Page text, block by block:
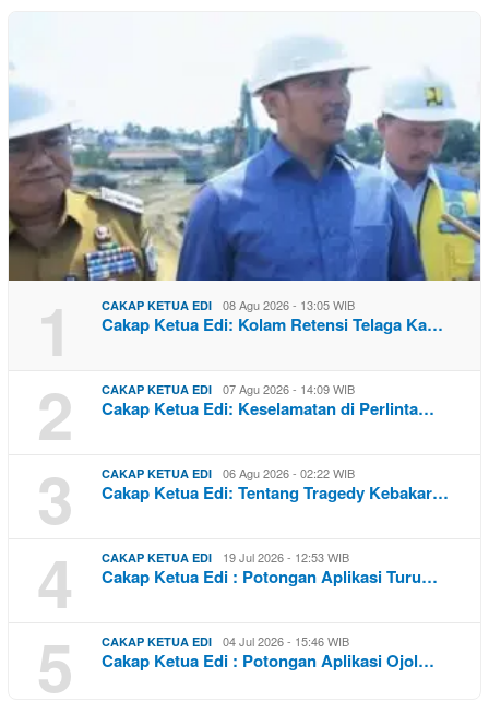
1 CAKAP KETUA EDI 08 Agu 2026 - 13:05 WIB
Cakap Ketua Edi: Kolam Retensi Telaga Ka…
2 CAKAP KETUA EDI 07 Agu 2026 - 14:09 WIB
Cakap Ketua Edi: Keselamatan di Perlinta…
3 CAKAP KETUA EDI 06 Agu 2026 - 02:22 WIB
Cakap Ketua Edi: Tentang Tragedy Kebakar…
4 CAKAP KETUA EDI 19 Jul 2026 - 12:53 WIB
Cakap Ketua Edi : Potongan Aplikasi Turu…
5 CAKAP KETUA EDI 04 Jul 2026 - 15:46 WIB
Cakap Ketua Edi : Potongan Aplikasi Ojol…